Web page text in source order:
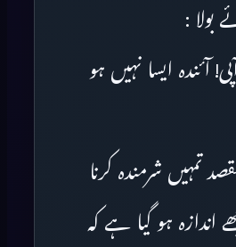
بولا :
آئندہ ایسا نہیں ہو
تمہیں شرمندہ کرنا
اندازہ ہو گیا ہے کہ